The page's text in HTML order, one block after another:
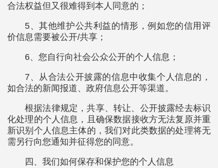
合法权益但又很难得到本人同意的；
5、其他维护公共利益的情形，例如您的信用评
价信息需要被公开/共享；
6、您自行向社会公众公开的个人信息；
7、从合法公开披露的信息中收集个人信息的，
如合法的新闻报道、政府信息公开等渠道。
根据法律规定，共享、转让、公开披露经去标识
化处理的个人信息，且确保数据接收方无法复原并重
新识别个人信息主体的，我们对此类数据的处理将无
需另行向您通知并征得您的同意。
四、我们如何保存和保护您的个人信息